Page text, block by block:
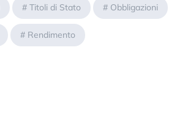
# Titoli di Stato # Obbligazioni
# Rendimento